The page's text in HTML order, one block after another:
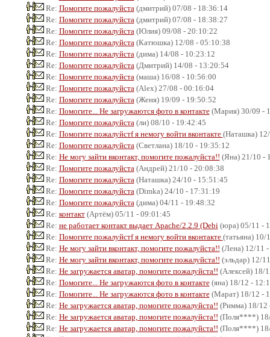
Re: Помогите пожалуйста (дмитрий) 07/08 - 18:36:14
Re: Помогите пожалуйста (дмитрий) 07/08 - 18:38:27
Re: Помогите пожалуйста (Юлия) 09/08 - 20:10:22
Re: Помогите пожалуйста (Катюшка) 12/08 - 05:10:38
Re: Помогите пожалуйста (дима) 14/08 - 10:23:12
Re: Помогите пожалуйста (Дмитрий) 14/08 - 13:20:54
Re: Помогите пожалуйста (маша) 16/08 - 10:56:00
Re: Помогите пожалуйста (Alex) 27/08 - 00:16:04
Re: Помогите пожалуйста (Женя) 19/09 - 19:50:52
Re: Помогите... Не загружаются фото в контакте(Мария) 30/09 -
Re: Помогите пожалуйста (ли) 08/10 - 19:42:45
Re: Помогите пожалуйстf я немогу войти вконтакте (Наташка)
Re: Помогите пожалуйста (Светлана) 18/10 - 19:35:12
Re: Не могу зайти вконтакт, помогите пожалуйста!! (Яна) 21/10 -
Re: Помогите пожалуйста (Андрей) 21/10 - 20:08:38
Re: Помогите пожалуйста (Наташка) 24/10 - 15:51:45
Re: Помогите пожалуйста (Dimka) 24/10 - 17:31:19
Re: Помогите пожалуйста (дима) 04/11 - 19:48:32
Re: контакт(Артём) 05/11 - 09:01:45
Re: не работает контакт выдает Apache/2.2.9 (Debi (юра) 05/11 -
Re: Помогите пожалуйстf я немогу войти вконтакте (татьяна)
Re: Не могу зайти вконтакт, помогите пожалуйста!! (Лена) 12/11
Re: Не могу зайти вконтакт, помогите пожалуйста!! (эльдар) 12/
Re: Не загружается аватар, помогите пожалуйста!! (Алексей) 18/
Re: Помогите... Не загружаются фото в контакте(яна) 18/12 -
Re: Помогите... Не загружаются фото в контакте(Марат) 18/12 -
Re: Не загружается аватар, помогите пожалуйста!! (Римма) 18/12
Re: Не загружается аватар, помогите пожалуйста!! (Поля****)
Re: Не загружается аватар, помогите пожалуйста!! (Поля****)